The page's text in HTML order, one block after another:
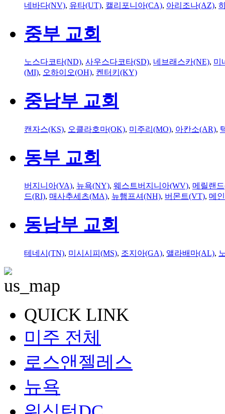
네바다(NV), 유타(UT), 캘리포니아(CA), 아리조나(AZ),
중부 교회
노스다코타(ND), 사우스다코타(SD), 네브래스카(NE), 미
(MI), 오하이오(OH), 켄터키(KY)
중남부 교회
캔자스(KS), 오클라호마(OK), 미주리(MO), 아칸소(AR),
동부 교회
버지니아(VA), 뉴욕(NY), 웨스트버지니아(WV), 메릴랜
드(RI), 매사추세츠(MA), 뉴햄프셔(NH), 버몬트(VT), 메
동남부 교회
테네시(TN), 미시시피(MS), 조지아(GA), 앨라배마(AL),
QUICK LINK
미주 전체
로스앤젤레스
뉴욕